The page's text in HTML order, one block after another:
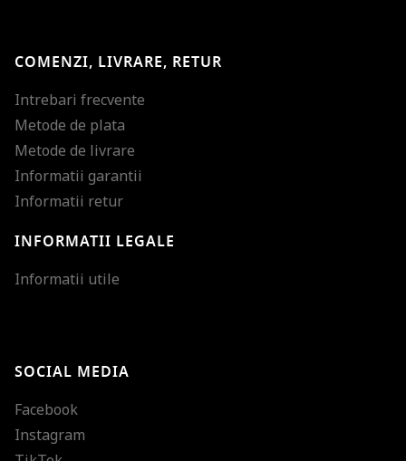
COMENZI, LIVRARE, RETUR
Intrebari frecvente
Metode de plata
Metode de livrare
Informatii garantii
Informatii retur
INFORMATII LEGALE
Informatii utile
SOCIAL MEDIA
Facebook
Instagram